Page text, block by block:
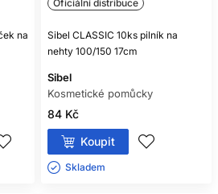
na
Oficiální distribuce
Sibel CLASSIC 10ks pilník na
nehty 100/150 17cm
Sibel
Kosmetické pomůcky
84 Kč
Koupit
Skladem ㅤ